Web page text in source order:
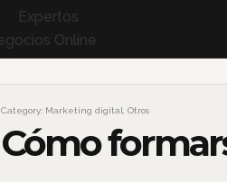
Category: Marketing digital Otros
Cómo